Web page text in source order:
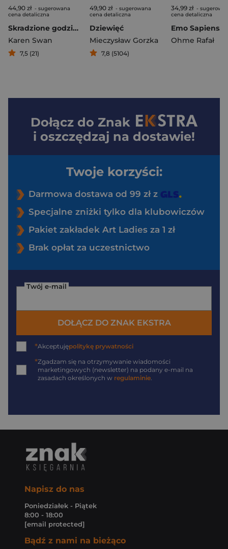
44,90 zł - sugerowana
cena detaliczna
Skradzione godziny
Karen Swan
7,5 (21)
49,90 zł - sugerowana
cena detaliczna
Dziewięć
Mieczysław Gorzka
7,8 (5104)
34,99 zł -
cena detaliczna
Ohme Rafał
Dołącz do Znak
i oszczędzaj na dostawie!
Twoje korzyści:
Darmowa dostawa od 99 zł z
Specjalne zniżki tylko dla klubowiczów
Pakiet zakładek Art Ladies za 1 zł
Brak opłat za uczestnictwo
Twój e-mail
DOŁĄCZ DO ZNAK EKSTRA
*Akceptujępolitykę prywatności
*Zgadzam się na otrzymywanie wiadomości
marketingowych (newsletter) na podany e-mail na
zasadach określonych w regulaminie.
Napisz do nas
Poniedziałek - Piątek
8:00 - 18:00
[email protected]
Bądź z nami na bieżąco